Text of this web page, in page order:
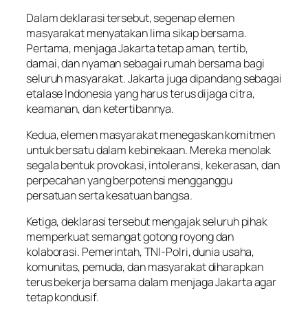
Dalam deklarasi tersebut, segenap elemen
masyarakat menyatakan lima sikap bersama.
Pertama, menjaga Jakarta tetap aman, tertib,
damai, dan nyaman sebagai rumah bersama bagi
seluruh masyarakat. Jakarta juga dipandang sebagai
etalase Indonesia yang harus terus dijaga citra,
keamanan, dan ketertibannya.
Kedua, elemen masyarakat menegaskan komitmen
untuk bersatu dalam kebinekaan. Mereka menolak
segala bentuk provokasi, intoleransi, kekerasan, dan
perpecahan yang berpotensi mengganggu
persatuan serta kesatuan bangsa.
Ketiga, deklarasi tersebut mengajak seluruh pihak
memperkuat semangat gotong royong dan
kolaborasi. Pemerintah, TNI-Polri, dunia usaha,
komunitas, pemuda, dan masyarakat diharapkan
terus bekerja bersama dalam menjaga Jakarta agar
tetap kondusif.